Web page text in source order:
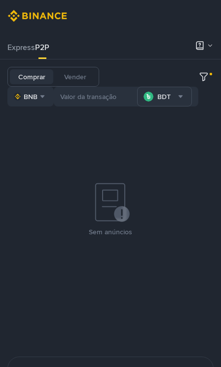
ExpressP2P
Comprar Vender
BNB BDT
Sem anúncios